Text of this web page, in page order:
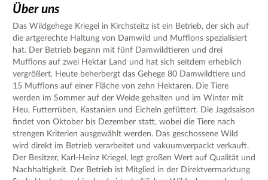
Über uns
Das Wildgehege Kriegel in Kirchsteitz ist ein Betrieb, der sich auf
die artgerechte Haltung von Damwild und Mufflons spezialisiert
hat. Der Betrieb begann mit fünf Damwildtieren und drei
Mufflons auf zwei Hektar Land und hat sich seitdem erheblich
vergrößert. Heute beherbergt das Gehege 80 Damwildtiere und
15 Mufflons auf einer Fläche von zehn Hektaren. Die Tiere
werden im Sommer auf der Weide gehalten und im Winter mit
Heu, Futterrüben, Kastanien und Eicheln gefüttert. Die Jagdsaison
findet von Oktober bis Dezember statt, wobei die Tiere nach
strengen Kriterien ausgewählt werden. Das geschossene Wild
wird direkt im Betrieb verarbeitet und vakuumverpackt verkauft.
Der Besitzer, Karl-Heinz Kriegel, legt großen Wert auf Qualität und
Nachhaltigkeit. Der Betrieb ist Mitglied in der Direktvermarktung